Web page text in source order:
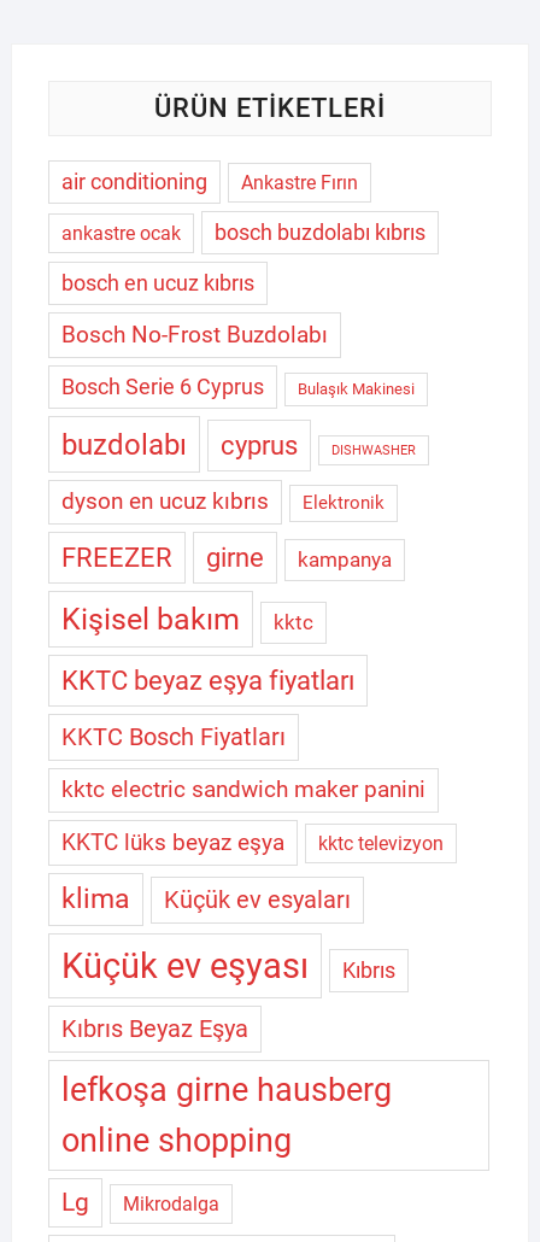
ÜRÜN ETIKETLERI
air conditioning Ankastre Fırın
ankastre ocak
bosch buzdolabı kıbrıs
bosch en ucuz kıbrıs
Bosch No-Frost Buzdolabı
Bosch Serie 6 Cyprus Bulaşık Makinesi
buzdolabı cyprus DISHWASHER
dyson en ucuz kıbrıs Elektronik
FREEZER girne kampanya
Kişisel bakım kktc
KKTC beyaz eşya fiyatları
KKTC Bosch Fiyatları
kktc electric sandwich maker panini
KKTC lüks beyaz eşya kktc televizyon
klima Küçük ev esyaları
Küçük ev eşyası Kıbrıs
Kıbrıs Beyaz Eşya
lefkoşa girne hausberg
online shopping
Lg Mikrodalga